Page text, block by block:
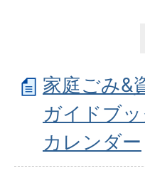
家庭ごみ&
ガイドブ
カレンダー